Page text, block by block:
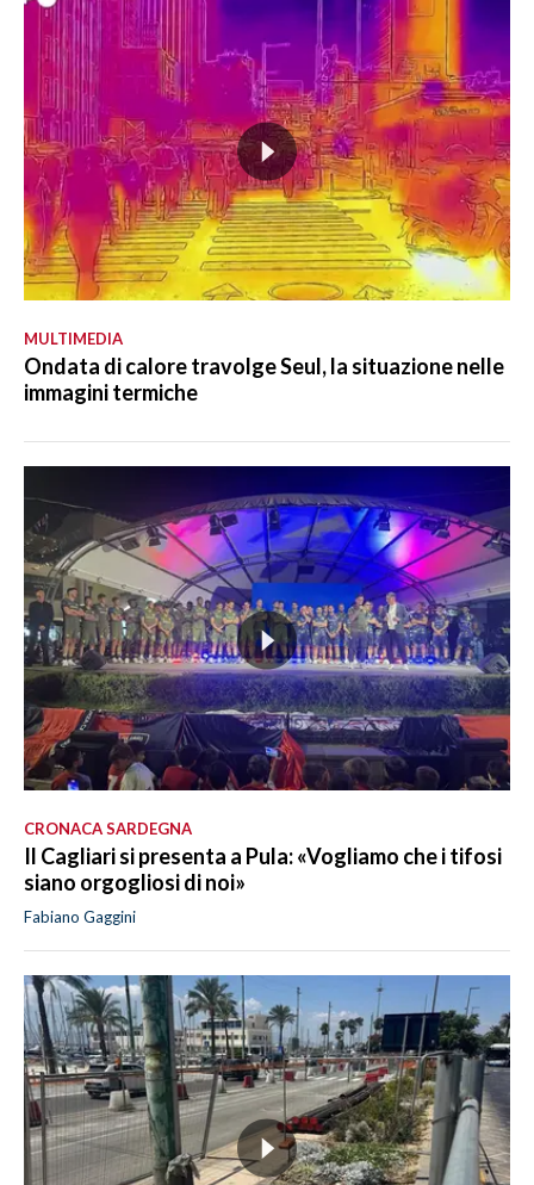
MULTIMEDIA
Ondata di calore travolge Seul, la situazione nelle
immagini termiche
CRONACA SARDEGNA
Il Cagliari si presenta a Pula: «Vogliamo che i tifosi
siano orgogliosi di noi»
Fabiano Gaggini